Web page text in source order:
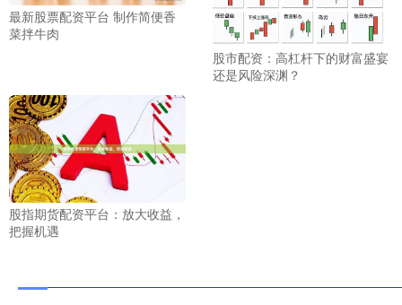
最新股票配资平台 制作简便香
菜拌牛肉
股市配资：高杠杆下的财富盛宴
还是风险深渊？
股指期货配资平台：放大收益，
把握机遇